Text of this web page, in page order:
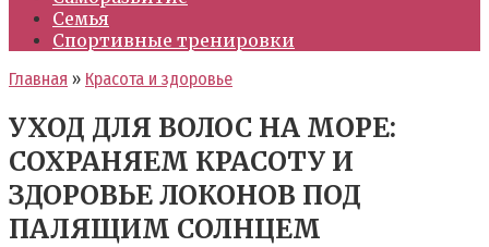
Семья
Спортивные тренировки
Главная » Красота и здоровье
УХОД ДЛЯ ВОЛОС НА МОРЕ:
СОХРАНЯЕМ КРАСОТУ И
ЗДОРОВЬЕ ЛОКОНОВ ПОД
ПАЛЯЩИМ СОЛНЦЕМ